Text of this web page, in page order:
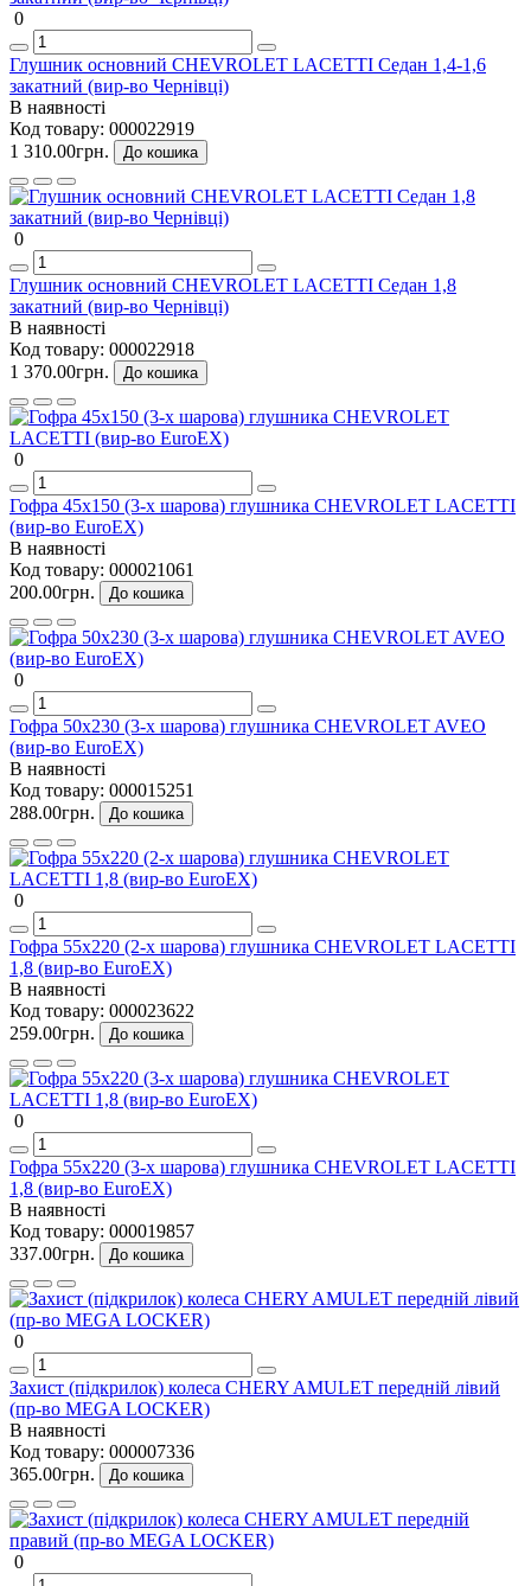
0
Глушник основний CHEVROLET LACETTI Седан 1,4-1,6
закатний (вир-во Чернівці)
В наявності
Код товару: 000022919
1 310.00грн.
До кошика
0
Глушник основний CHEVROLET LACETTI Седан 1,8
закатний (вир-во Чернівці)
В наявності
Код товару: 000022918
1 370.00грн.
До кошика
0
Гофра 45х150 (3-х шарова) глушника CHEVROLET LACETTI
(вир-во EuroEX)
В наявності
Код товару: 000021061
200.00грн.
До кошика
0
Гофра 50х230 (3-х шарова) глушника CHEVROLET AVEO
(вир-во EuroEX)
В наявності
Код товару: 000015251
288.00грн.
До кошика
0
Гофра 55х220 (2-х шарова) глушника CHEVROLET LACETTI
1,8 (вир-во EuroEX)
В наявності
Код товару: 000023622
259.00грн.
До кошика
0
Гофра 55х220 (3-х шарова) глушника CHEVROLET LACETTI
1,8 (вир-во EuroEX)
В наявності
Код товару: 000019857
337.00грн.
До кошика
0
Захист (підкрилок) колеса CHERY AMULET передній лівий
(пр-во MEGA LOCKER)
В наявності
Код товару: 000007336
365.00грн.
До кошика
0